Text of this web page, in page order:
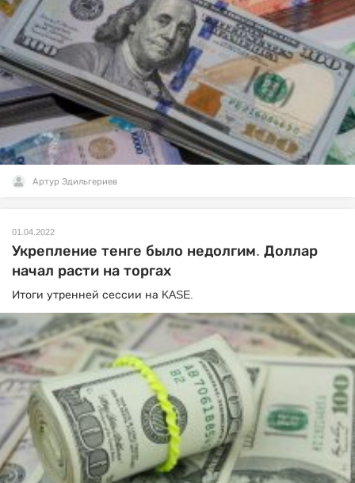
Артур Эдильгериев
01.04.2022
Укрепление тенге было недолгим. Доллар
начал расти на торгах
Итоги утренней сессии на KASE.